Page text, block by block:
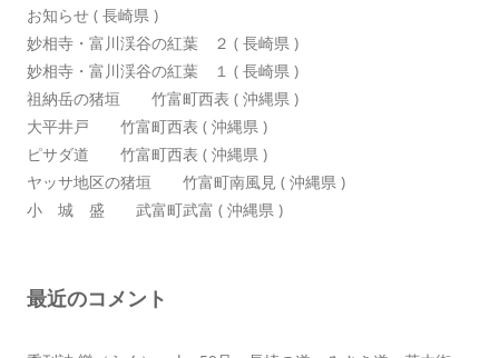
お知らせ ( 長崎県 )
妙相寺・富川渓谷の紅葉 ２ ( 長崎県 )
妙相寺・富川渓谷の紅葉 １ ( 長崎県 )
祖納岳の猪垣 竹富町西表 ( 沖縄県 )
大平井戸 竹富町西表 ( 沖縄県 )
ピサダ道 竹富町西表 ( 沖縄県 )
ヤッサ地区の猪垣 竹富町南風見 ( 沖縄県 )
小 城 盛 武富町武富 ( 沖縄県 )
最近のコメント